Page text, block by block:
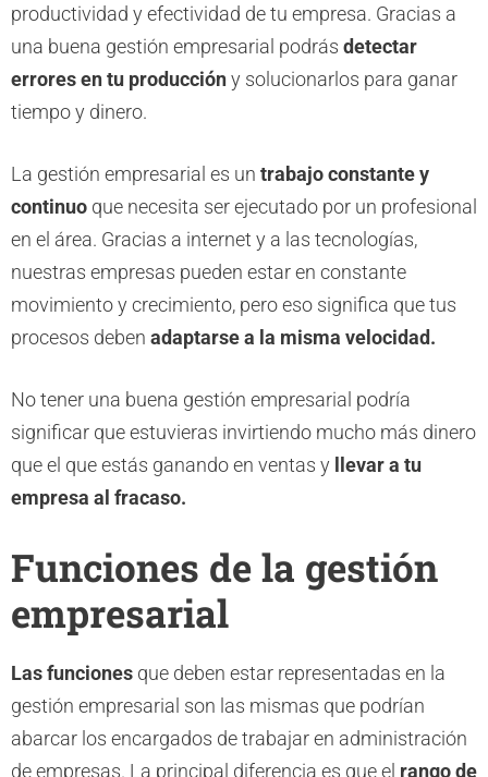
productividad y efectividad de tu empresa. Gracias a
una buena gestión empresarial podrás detectar
errores en tu produccióny solucionarlos para ganar
tiempo y dinero.
La gestión empresarial es un trabajo constante y
continuo que necesita ser ejecutado por un profesional
en el área. Gracias a internet y a las tecnologías,
nuestras empresas pueden estar en constante
movimiento y crecimiento, pero eso significa que tus
procesos deben adaptarse a la misma velocidad.
No tener una buena gestión empresarial podría
significar que estuvieras invirtiendo mucho más dinero
que el que estás ganando en ventas y
llevar a tu
empresa al fracaso.
Funciones de la gestión
empresarial
Las funciones que deben estar representadas en la
gestión empresarial son las mismas que podrían
abarcar los encargados de trabajar en administración
de empresas. La principal diferencia es que el rango de